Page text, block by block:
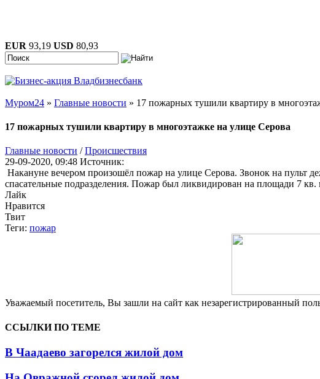
EUR 93,19 USD 80,93
Муром24 » Главные новости » 17 пожарных тушили квартиру в
17 пожарных тушили квартиру в многоэтажке на улице Серова
Главные новости /Происшествия
29-09-2020, 09:48 Источник:
Накануне вечером произошёл пожар на улице Серова. Звонок на пульт
спасательные подразделения. Пожар был ликвидирован на площади 7
Лайк
Нравится
Твит
Теги: пожар
Уважаемый посетитель, Вы зашли на сайт как незарегистрированный
ССЫЛКИ ПО ТЕМЕ
В Чаадаево загорелся жилой дом